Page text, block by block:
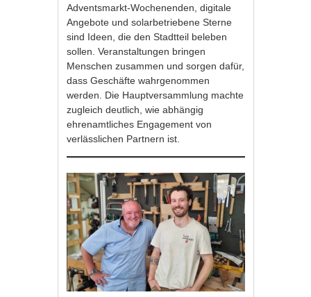
Adventsmarkt-Wochenenden, digitale
Angebote und solarbetriebene Sterne
sind Ideen, die den Stadtteil beleben
sollen. Veranstaltungen bringen
Menschen zusammen und sorgen dafür,
dass Geschäfte wahrgenommen
werden. Die Hauptversammlung machte
zugleich deutlich, wie abhängig
ehrenamtliches Engagement von
verlässlichen Partnern ist.